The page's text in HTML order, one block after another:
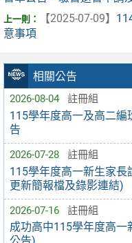
相關公告
2026-08-04 註冊組
115學年度高一及高二
告
2026-07-28 註冊組
115學年度高一新生家
更新簡報檔及錄影連結)
2026-07-16 註冊組
成功高中115學年度高一
【2025-07-09】
意事項